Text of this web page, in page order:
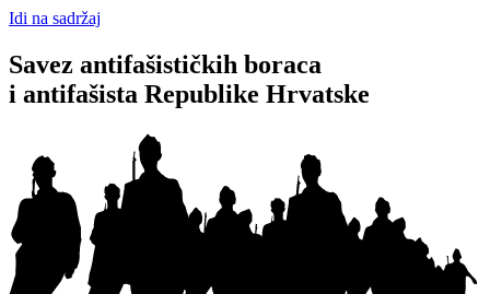
Idi na sadržaj
Savez antifašističkih boraca
i antifašista Republike Hrvatske